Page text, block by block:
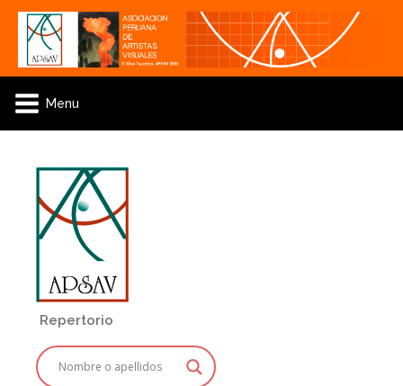
Menu
Repertorio